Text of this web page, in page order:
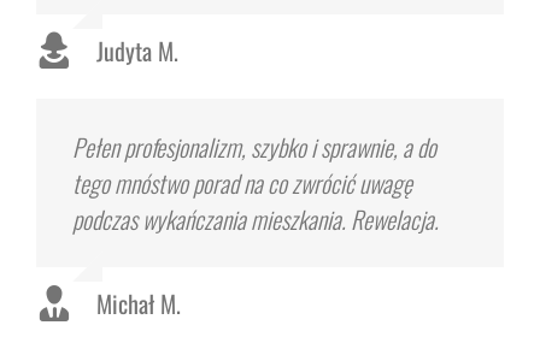
Judyta M.
Pełen profesjonalizm, szybko i sprawnie, a do
tego mnóstwo porad na co zwrócić uwagę
podczas wykańczania mieszkania. Rewelacja.
Michał M.